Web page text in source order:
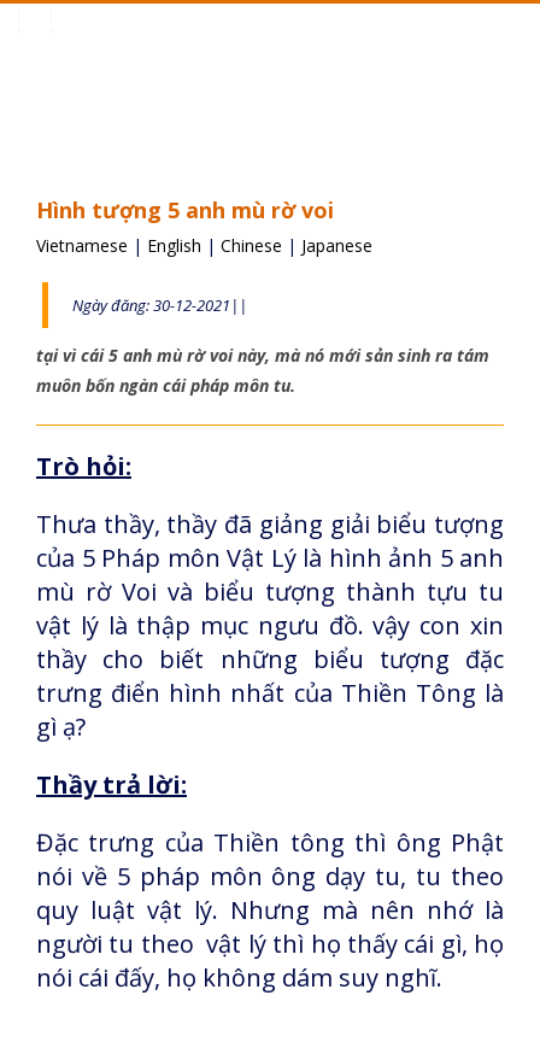
Hình tượng 5 anh mù rờ voi
Vietnamese | English | Chinese | Japanese
Ngày đăng: 30-12-2021||
tại vì cái 5 anh mù rờ voi này, mà nó mới sản sinh ra tám
muôn bốn ngàn cái pháp môn tu.
Trò hỏi:
Thưa thầy, thầy đã giảng giải biểu tượng
của 5 Pháp môn Vật Lý là hình ảnh 5 anh
mù rờ Voi và biểu tượng thành tựu tu
vật lý là thập mục ngưu đồ. vậy con xin
thầy cho biết những biểu tượng đặc
trưng điển hình nhất của Thiền Tông là
gì ạ?
Thầy trả lời:
Đặc trưng của Thiền tông thì ông Phật
nói về 5 pháp môn ông dạy tu, tu theo
quy luật vật lý. Nhưng mà nên nhớ là
người tu theo vật lý thì họ thấy cái gì, họ
nói cái đấy, họ không dám suy nghĩ.